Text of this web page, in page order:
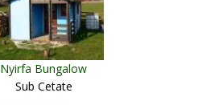
Nyirfa Bungalow
Sub Cetate